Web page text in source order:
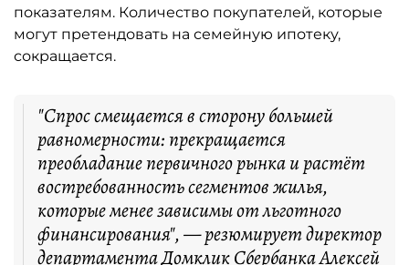
показателям. Количество покупателей, которые
могут претендовать на семейную ипотеку,
сокращается.
"Спрос смещается в сторону большей
равномерности: прекращается
преобладание первичного рынка и растёт
востребованность сегментов жилья,
которые менее зависимы от льготного
финансирования", — резюмирует директор
департамента Домклик Сбербанка Алексей